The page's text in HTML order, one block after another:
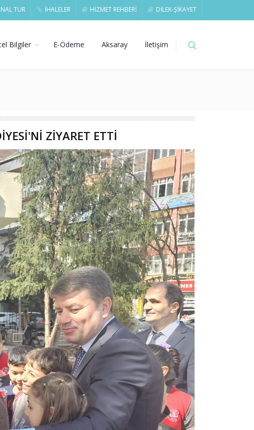
TUR İHALELER HİZMET REHBERİ DİLEK-ŞİKAYET
Bilgiler E-Ödeme Aksaray İletişim
ZİYARET ETTİ